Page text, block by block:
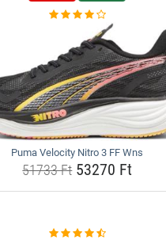
Puma Velocity Nitro 3 FF Wns
51733 Ft53270 Ft